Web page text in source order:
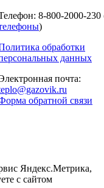
8-800-2000-230
)
обработки
данных
почта:
обратной связи
Яндекс.Метрика,
с сайтом